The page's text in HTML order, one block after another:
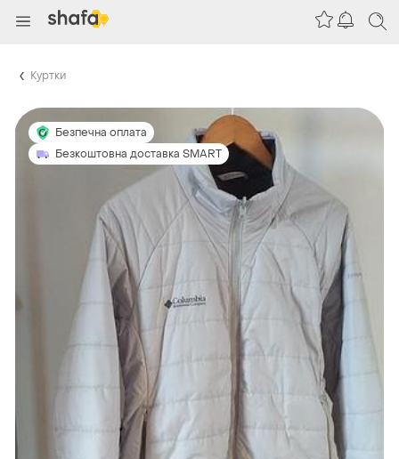
Куртки
Безпечна оплата
Безкоштовна доставка SMART